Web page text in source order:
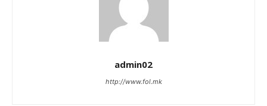
admin02
http://www.fol.mk